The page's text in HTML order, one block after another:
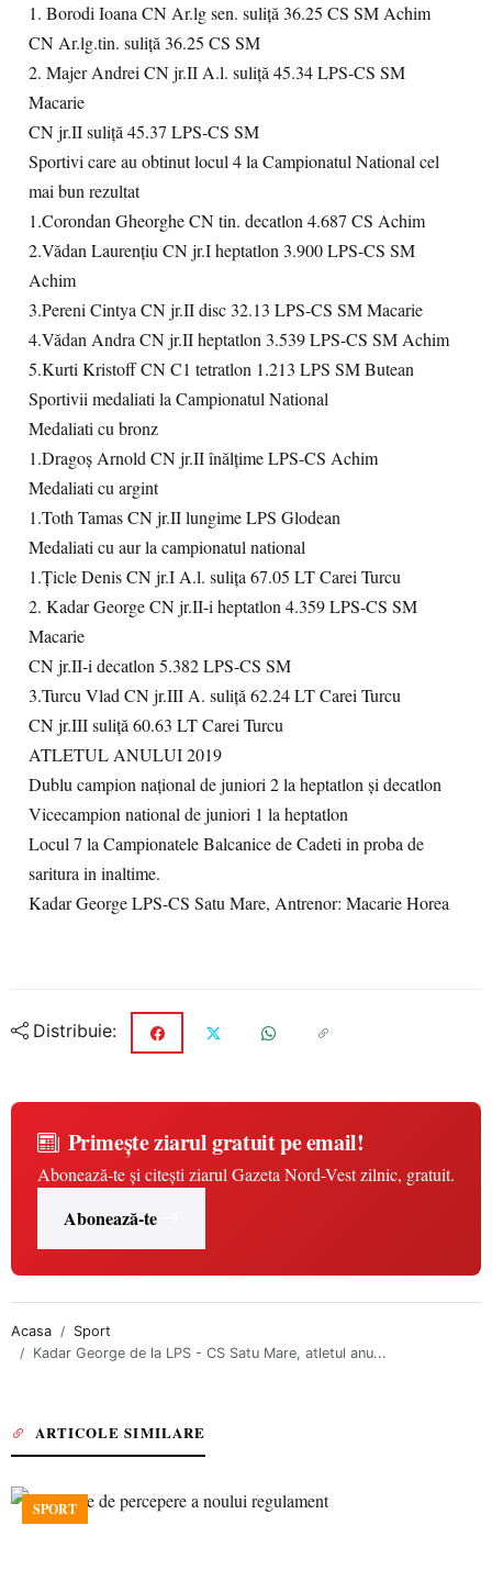
1. Borodi Ioana CN Ar.lg sen. suliţă 36.25 CS SM Achim
CN Ar.lg.tin. suliţă 36.25 CS SM
2. Majer Andrei CN jr.II A.l. suliţă 45.34 LPS-CS SM
Macarie
CN jr.II suliţă 45.37 LPS-CS SM
Sportivi care au obtinut locul 4 la Campionatul National cel
mai bun rezultat
1.Corondan Gheorghe CN tin. decatlon 4.687 CS Achim
2.Vădan Laurenţiu CN jr.I heptatlon 3.900 LPS-CS SM
Achim
3.Pereni Cintya CN jr.II disc 32.13 LPS-CS SM Macarie
4.Vădan Andra CN jr.II heptatlon 3.539 LPS-CS SM Achim
5.Kurti Kristoff CN C1 tetratlon 1.213 LPS SM Butean
Sportivii medaliati la Campionatul National
Medaliati cu bronz
1.Dragoş Arnold CN jr.II înălţime LPS-CS Achim
Medaliati cu argint
1.Toth Tamas CN jr.II lungime LPS Glodean
Medaliati cu aur la campionatul national
1.Ţicle Denis CN jr.I A.l. suliţa 67.05 LT Carei Turcu
2. Kadar George CN jr.II-i heptatlon 4.359 LPS-CS SM
Macarie
CN jr.II-i decatlon 5.382 LPS-CS SM
3.Turcu Vlad CN jr.III A. suliţă 62.24 LT Carei Turcu
CN jr.III suliţă 60.63 LT Carei Turcu
ATLETUL ANULUI 2019
Dublu campion național de juniori 2 la heptatlon și decatlon
Vicecampion national de juniori 1 la heptatlon
Locul 7 la Campionatele Balcanice de Cadeti in proba de
saritura in inaltime.
Kadar George LPS-CS Satu Mare, Antrenor: Macarie Horea
Distribuie:
Primește ziarul gratuit pe email!
Abonează-te și citești ziarul Gazeta Nord-Vest zilnic, gratuit.
Abonează-te
Acasa
Sport
Kadar George de la LPS - CS Satu Mare, atletul anu...
ARTICOLE SIMILARE
SPORT